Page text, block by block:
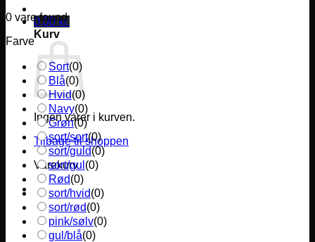
0,00 kr.
Kurv
Ingen varer i kurven.
Tilbage til shoppen
Varekurv
0 vare found
Farve
Sort(0)
Blå(0)
Hvid(0)
Navy(0)
Grøn(0)
sort/sort(0)
sort/guld(0)
sort/gul (0)
Rød(0)
sort/hvid(0)
sort/rød(0)
pink/sølv(0)
gul/blå(0)